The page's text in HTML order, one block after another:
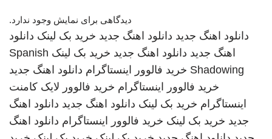
دیدگاهی برای نمایش وجود ندارد.
دانلود اهنگ جدید دانلود اهنگ جدید خرید بک لینک دانلود
اهنگ جدید دانلود اهنگ جدید خرید بک لینک Spanish
Shadowing خرید فالوور اینستاگرام دانلود اهنگ جدید
خرید فالوور اینستاگرام خرید فالوور لایک کامنت
اینستاگرام خرید بک لینک دانلود اهنگ جدید دانلود اهنگ
جدید خرید بک لینک خرید فالوور اینستاگرام دانلود اهنگ